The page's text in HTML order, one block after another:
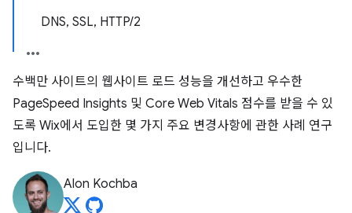
DNS, SSL, HTTP/2
수백만 사이트의 웹사이트 로드 성능을 개선하고 우수한
PageSpeed Insights 및 Core Web Vitals 점수를 받을 수 있
도록 Wix에서 도입한 몇 가지 주요 변경사항에 관한 사례 연구
입니다.
Alon Kochba